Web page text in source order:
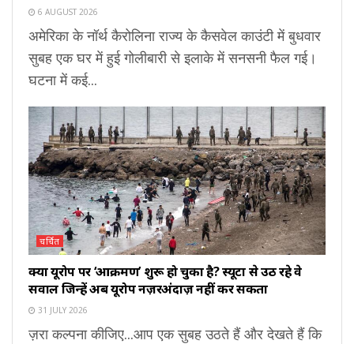
6 AUGUST 2026
अमेरिका के नॉर्थ कैरोलिना राज्य के कैसवेल काउंटी में बुधवार
सुबह एक घर में हुई गोलीबारी से इलाके में सनसनी फैल गई।
घटना में कई...
चर्चित
क्या यूरोप पर ‘आक्रमण’ शुरू हो चुका है? स्यूटा से उठ रहे वे
सवाल जिन्हें अब यूरोप नज़रअंदाज़ नहीं कर सकता
31 JULY 2026
ज़रा कल्पना कीजिए...आप एक सुबह उठते हैं और देखते हैं कि